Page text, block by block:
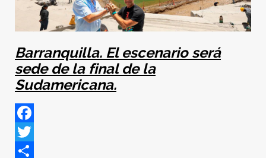
Barranquilla. El escenario será
sede de la final de la
Sudamericana.
Facebook
Twitter